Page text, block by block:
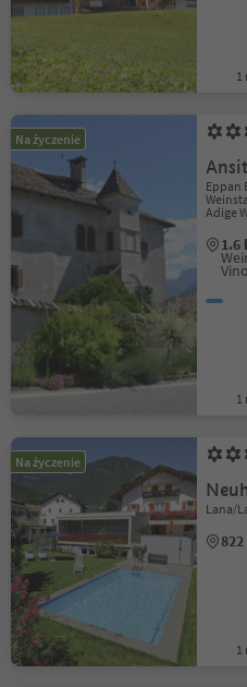
1
Na życzenie
Eppan
Adige
1.6
1
Na życzenie
Lana/
1